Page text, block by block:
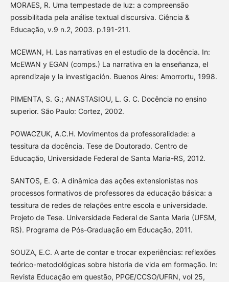
MORAES, R. Uma tempestade de luz: a compreensão
possibilitada pela análise textual discursiva. Ciência &
Educação, v.9 n.2, 2003. p.191-211.
MCEWAN, H. Las narrativas en el estudio de la docência. In:
McEWAN y EGAN (comps.) La narrativa en la enseñanza, el
aprendizaje y la investigación. Buenos Aires: Amorrortu, 1998.
PIMENTA, S. G.; ANASTASIOU, L. G. C. Docência no ensino
superior. São Paulo: Cortez, 2002.
POWACZUK, A.C.H. Movimentos da professoralidade: a
tessitura da docência. Tese de Doutorado. Centro de
Educação, Universidade Federal de Santa Maria-RS, 2012.
SANTOS, E. G. A dinâmica das ações extensionistas nos
processos formativos de professores da educação básica: a
tessitura de redes de relações entre escola e universidade.
Projeto de Tese. Universidade Federal de Santa Maria (UFSM,
RS). Programa de Pós-Graduação em Educação, 2011.
SOUZA, E.C. A arte de contar e trocar experiências: reflexões
teórico-metodológicas sobre historia de vida em formação. In:
Revista Educação em questão, PPGE/CCSO/UFRN, vol 25,